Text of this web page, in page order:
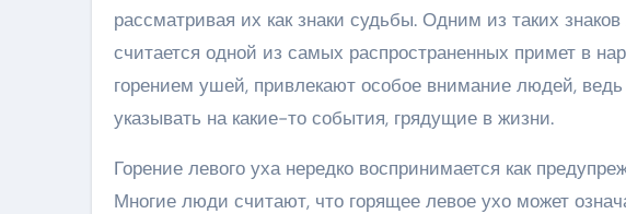
рассматривая их как знаки судьбы. Одним из таких
считается одной из самых распространенных примет в
горением ушей, привлекают особое внимание людей,
указывать на какие-то события, грядущие в жизни.
Горение левого уха нередко воспринимается как
Многие люди считают, что горящее левое ухо может